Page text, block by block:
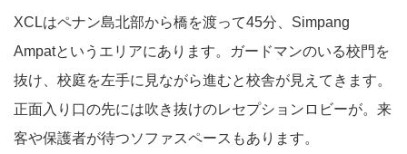
XCLはペナン島北部から橋を渡って45分、Simpang
Ampatというエリアにあります。ガードマンのいる校門を
抜け、校庭を左手に見ながら進むと校舎が見えてきます。
正面入り口の先には吹き抜けのレセプションロビーが。来
客や保護者が待つソファスペースもあります。